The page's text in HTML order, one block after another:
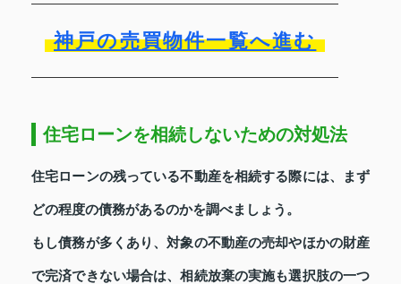
神戸の売買物件一覧へ進む
住宅ローンを相続しないための対処法
住宅ローンの残っている不動産を相続する際には、まず
どの程度の債務があるのかを調べましょう。
もし債務が多くあり、対象の不動産の売却やほかの財産
で完済できない場合は、相続放棄の実施も選択肢の一つ